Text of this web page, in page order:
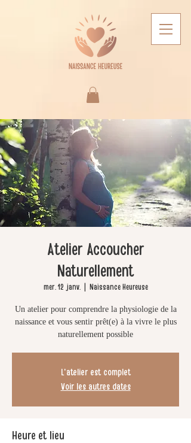
Atelier Accoucher
Naturellement
mer. 12 janv.
  |
Naissance Heureuse
Un atelier pour comprendre la physiologie de la
naissance et vous sentir prêt(e) à la vivre le plus
naturellement possible
L'atelier est complet
Voir les autres dates
Heure et lieu